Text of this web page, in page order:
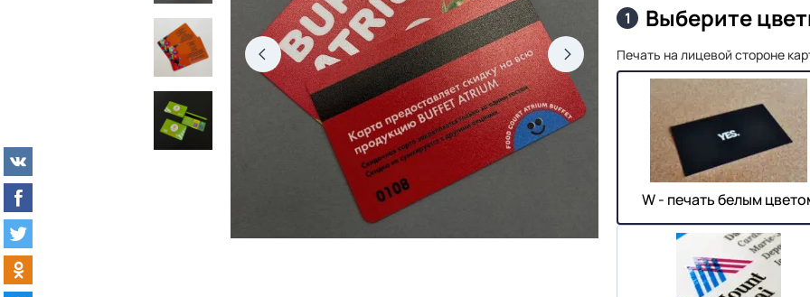
1 Выберите
Печать на лицевой стороне
W - печать белым